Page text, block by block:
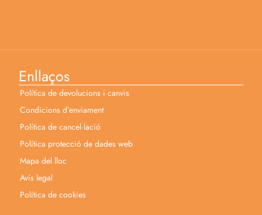
Enllaços
Política de devolucions i canvis
Condicions d’enviament
Política de cancel·lació
Política protecció de dades web
Mapa del lloc
Avís legal
Política de cookies